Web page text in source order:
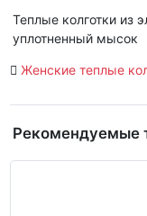
Теплые колготки из
уплотненный мысок
Женские теплые
Рекомендуемые